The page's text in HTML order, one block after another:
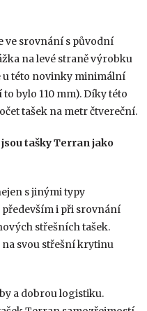
ve srovnání s původní
na levé straně výrobku
u této novinky minimální
bylo 110 mm). Díky této
tašek na metr čtvereční.
tašky Terran jako
s jinými typy
i při srovnání
střešních tašek.
svou střešní krytinu
a dobrou logistiku.